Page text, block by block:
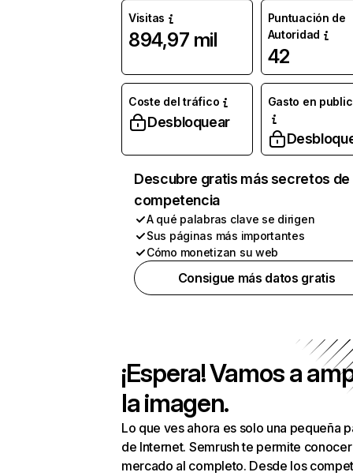
Visitas
894,97 mil
Puntuación de
Autoridad
42
Coste del tráfico
Desbloquear
Gasto en
Descubre gratis más secretos de
competencia
A qué palabras clave se dirigen
Sus páginas más importantes
Cómo monetizan su web
Consigue más datos gratis
¡Espera! Vamos a
la imagen.
Lo que ves ahora es solo una pequeña
de Internet. Semrush te permite
mercado al completo. Desde los